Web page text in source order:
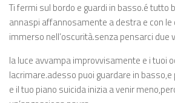
Ti fermi sul bordo e guardi in basso.é tutto
annaspi affannosamente a destra e con
immerso nell’oscurità.senza pensarci due
la luce avvampa improvvisamente e i tuoi
lacrimare.adesso puoi guardare in
e il tuo piano suicida inizia a venir